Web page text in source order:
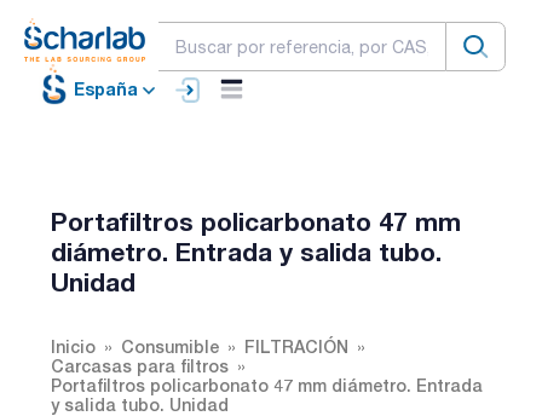
España
Portafiltros policarbonato 47 mm
diámetro. Entrada y salida tubo.
Unidad
Inicio Consumible
FILTRACIÓN
Carcasas para filtros
Portafiltros policarbonato 47 mm diámetro. Entrada
y salida tubo. Unidad